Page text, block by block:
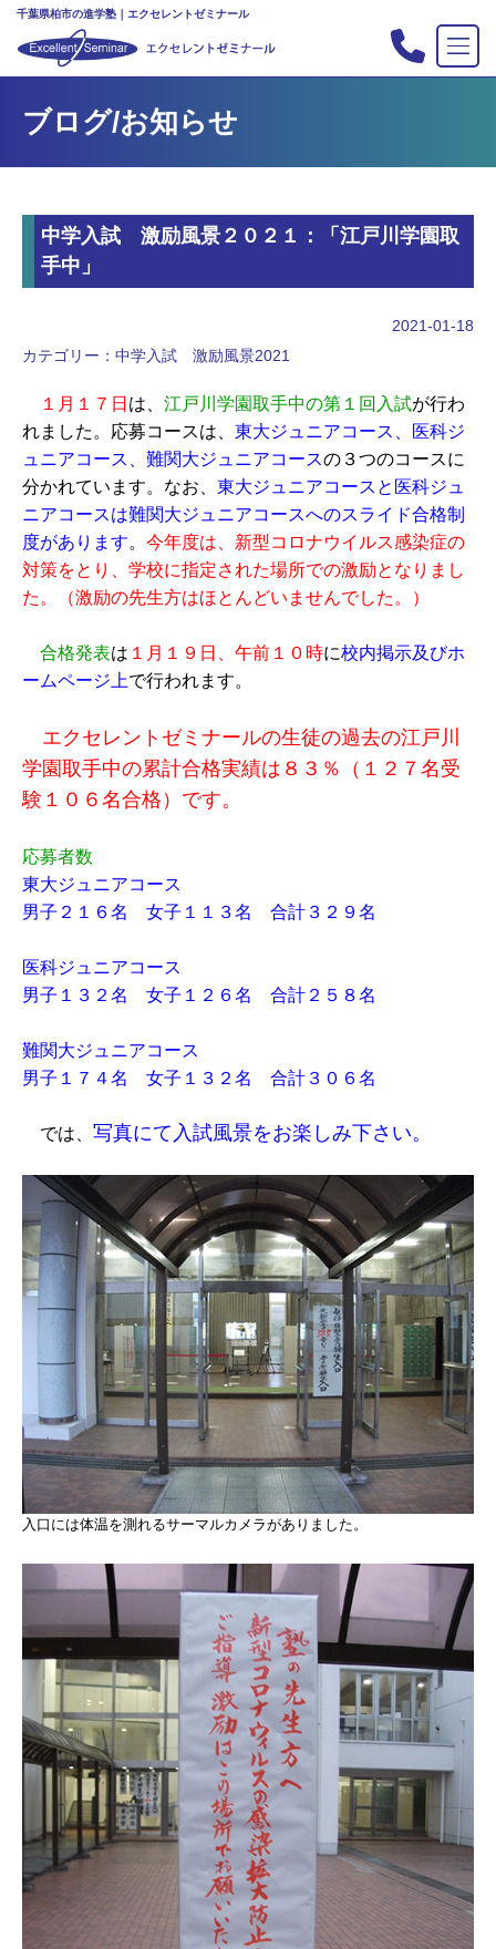
千葉県柏市の進学塾｜エクセレントゼミナール
塾の紹介
合格実績
入会案内
新・主宰のブログ
私立中高リンク集
プライバシーポリシー
お問い合わせ
ブログ/お知らせ
中学入試 激励風景２０２１：「江戸川学園取
手中」
2021-01-18
カテゴリー： 中学入試 激励風景2021
１月１７日 は、 江戸川学園取手中の第１回入試が行わ
れました。応募コースは、 東大ジュニアコース、医科ジ
ュニアコース、難関大ジュニアコースの３つのコースに
分かれています。なお、 東大ジュニアコースと医科ジュ
ニアコースは難関大ジュニアコースへのスライド合格制
度があります。 今年度は、新型コロナウイルス感染症の
対策をとり、学校に指定された場所での激励となりまし
た。（激励の先生方はほとんどいませんでした。）
合格発表は １月１９日、午前１０時に校内掲示及びホ
ームページ上で行われます。
エクセレントゼミナールの生徒の過去の江戸川
学園取手中の累計合格実績は８３％（１２７名受
験１０６名合格）です。
応募者数
東大ジュニアコース
男子２１６名 女子１１３名 合計３２９名
医科ジュニアコース
男子１３２名 女子１２６名 合計２５８名
難関大ジュニアコース
男子１７４名 女子１３２名 合計３０６名
では、 写真にて入試風景をお楽しみ下さい。
入口には体温を測れるサーマルカメラがありました。